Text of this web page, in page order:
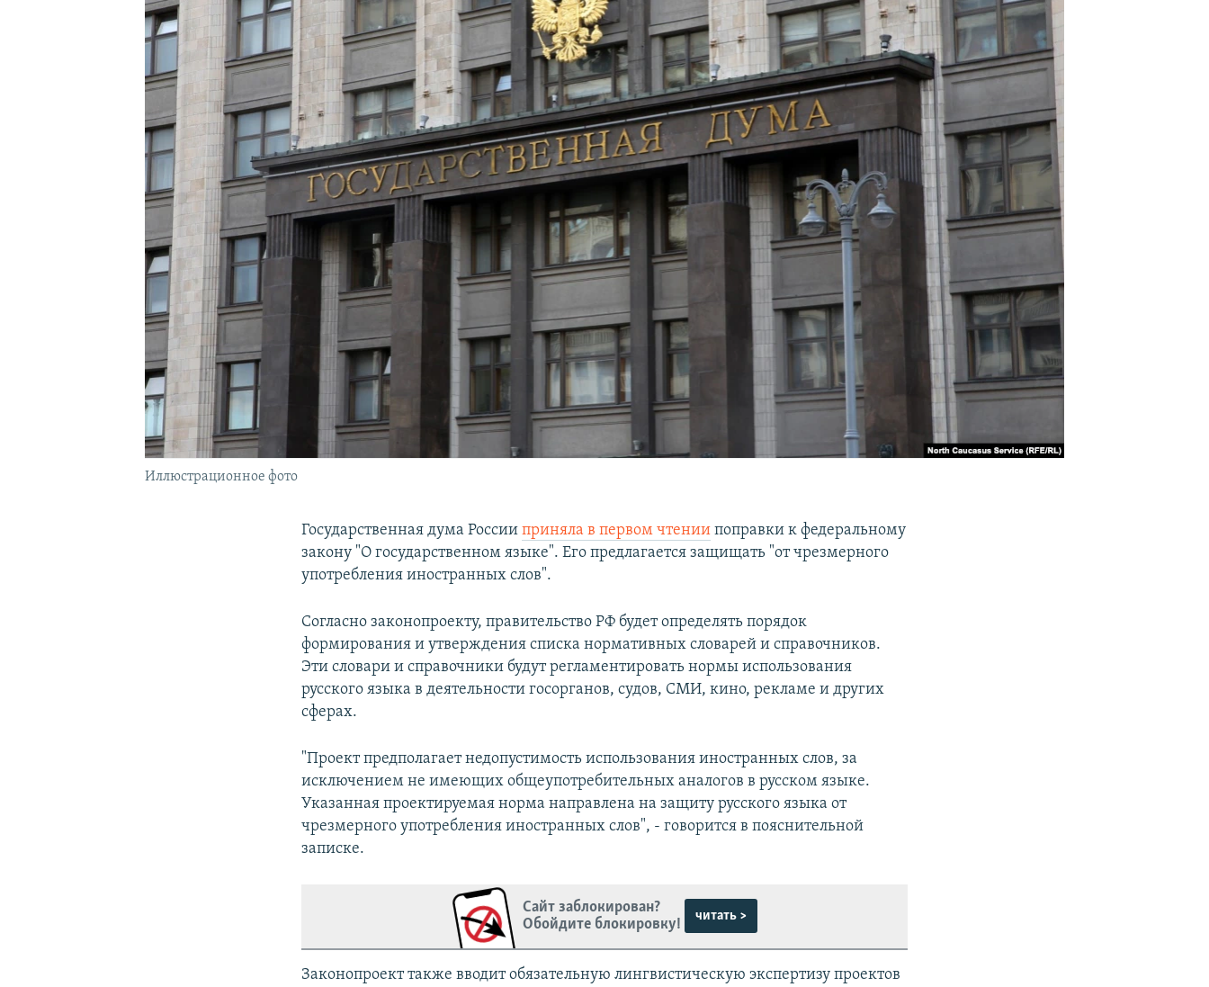
КРЫМ.НЕПОКОРЕННЫЙ
Иллюстрационное фото
Государственная дума Россииприняла в первом чтении поправки к федеральному
закону "О государственном языке". Его предлагается защищать "от чрезмерного
употребления иностранных слов".
Согласно законопроекту, правительство РФ будет определять порядок
формирования и утверждения списка нормативных словарей и справочников.
Эти словари и справочники будут регламентировать нормы использования
русского языка в деятельности госорганов, судов, СМИ, кино, рекламе и других
сферах.
"Проект предполагает недопустимость использования иностранных слов, за
исключением не имеющих общеупотребительных аналогов в русском языке.
Указанная проектируемая норма направлена на защиту русского языка от
чрезмерного употребления иностранных слов", - говорится в пояснительной
записке.
Сайт заблокирован?
Обойдите блокировку!
читать >
Законопроект также вводит обязательную лингвистическую экспертизу проектов